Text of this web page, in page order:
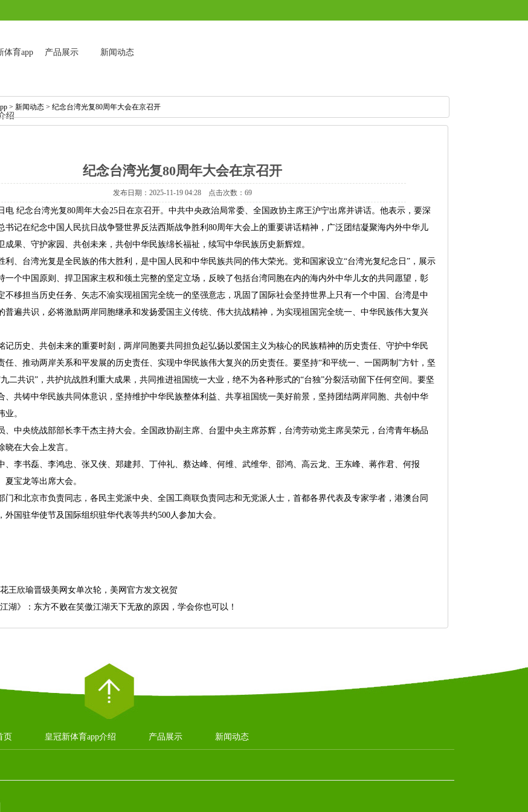
体育app
绍
产品展示 新闻动态
> 新闻动态 > 纪念台湾光复80周年大会在京召开
纪念台湾光复80周年大会在京召开
发布日期：2025-11-19 04:28 点击次数：69
电 纪念台湾光复80周年大会25日在京召开。中共中央政治局常委、全国政协主席王沪宁出席并讲话。他表示，要深
书记在纪念中国人民抗日战争暨世界反法西斯战争胜利80周年大会上的重要讲话精神，广泛团结凝聚海内外中华儿
成果、守护家园、共创未来，共创中华民族绵长福祉，续写中华民族历史新辉煌。
利、台湾光复是全民族的伟大胜利，是中国人民和中华民族共同的伟大荣光。党和国家设立“台湾光复纪念日”，展示
一个中国原则、捍卫国家主权和领土完整的坚定立场，反映了包括台湾同胞在内的海内外中华儿女的共同愿望，彰
不移担当历史任务、矢志不渝实现祖国完全统一的坚强意志，巩固了国际社会坚持世界上只有一个中国、台湾是中
普遍共识，必将激励两岸同胞继承和发扬爱国主义传统、伟大抗战精神，为实现祖国完全统一、中华民族伟大复兴
记历史、共创未来的重要时刻，两岸同胞要共同担负起弘扬以爱国主义为核心的民族精神的历史责任、守护中华民
任、推动两岸关系和平发展的历史责任、实现中华民族伟大复兴的历史责任。要坚持“和平统一、一国两制”方针，坚
二共识”，共护抗战胜利重大成果，共同推进祖国统一大业，绝不为各种形式的“台独”分裂活动留下任何空间。要坚
、共铸中华民族共同体意识，坚持维护中华民族整体利益、共享祖国统一美好前景，坚持团结两岸同胞、共创中华
业。
、中央统战部部长李干杰主持大会。全国政协副主席、台盟中央主席苏辉，台湾劳动党主席吴荣元，台湾青年杨品
晓在大会上发言。
、李书磊、李鸿忠、张又侠、郑建邦、丁仲礼、蔡达峰、何维、武维华、邵鸿、高云龙、王东峰、蒋作君、何报
夏宝龙等出席大会。
门和北京市负责同志，各民主党派中央、全国工商联负责同志和无党派人士，首都各界代表及专家学者，港澳台同
外国驻华使节及国际组织驻华代表等共约500人参加大会。
王欣瑜晋级美网女单次轮，美网官方发文祝贺
江湖》：东方不败在笑傲江湖天下无敌的原因，学会你也可以！
页 皇冠新体育app介绍 产品展示 新闻动态